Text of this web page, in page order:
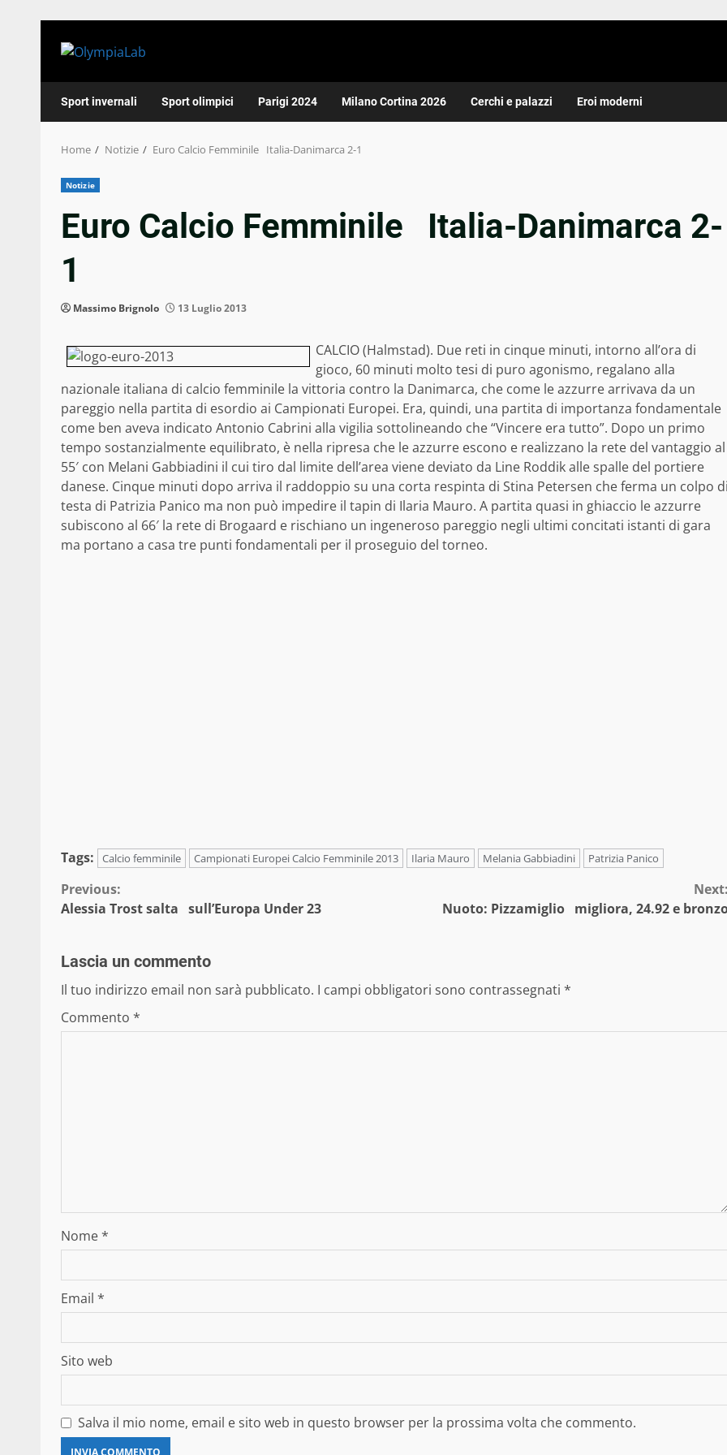
Sport invernali Sport olimpici Parigi 2024 Milano Cortina 2026 Cerchi e palazzi Eroi moderni
Home Notizie Euro Calcio Femminile Italia-Danimarca 2-1
Notizie
Euro Calcio Femminile Italia-Danimarca 2-
1
Massimo Brignolo 13 Luglio 2013
CALCIO (Halmstad). Due reti in cinque minuti, intorno all’ora di
gioco, 60 minuti molto tesi di puro agonismo, regalano alla
nazionale italiana di calcio femminile la vittoria contro la Danimarca, che come le azzurre arrivava da un
pareggio nella partita di esordio ai Campionati Europei. Era, quindi, una partita di importanza fondamentale
come ben aveva indicato Antonio Cabrini alla vigilia sottolineando che “Vincere era tutto”. Dopo un primo
tempo sostanzialmente equilibrato, è nella ripresa che le azzurre escono e realizzano la rete del vantaggio al
55′ con Melani Gabbiadini il cui tiro dal limite dell’area viene deviato da Line Roddik alle spalle del portiere
danese. Cinque minuti dopo arriva il raddoppio su una corta respinta di Stina Petersen che ferma un colpo
testa di Patrizia Panico ma non può impedire il tapin di Ilaria Mauro. A partita quasi in ghiaccio le azzurre
subiscono al 66′ la rete di Brogaard e rischiano un ingeneroso pareggio negli ultimi concitati istanti di gara
ma portano a casa tre punti fondamentali per il proseguio del torneo.
Tags: Calcio femminile Campionati Europei Calcio Femminile 2013 Ilaria Mauro Melania Gabbiadini Patrizia Panico
Continue
Previous:
Alessia Trost salta sull’Europa Under 23
Nuoto: Pizzamiglio migliora, 24.92 e
Lascia un commento
Il tuo indirizzo email non sarà pubblicato. I campi obbligatori sono contrassegnati *
Commento *
Nome*
Email *
Sito web
Salva il mio nome, email e sito web in questo browser per la prossima volta che commento.